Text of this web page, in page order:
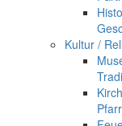
Kultur /